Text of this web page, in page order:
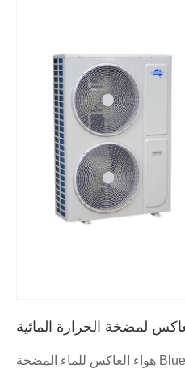
Blueway Multi-Functional R32 هواء العاكس للماء المضخة